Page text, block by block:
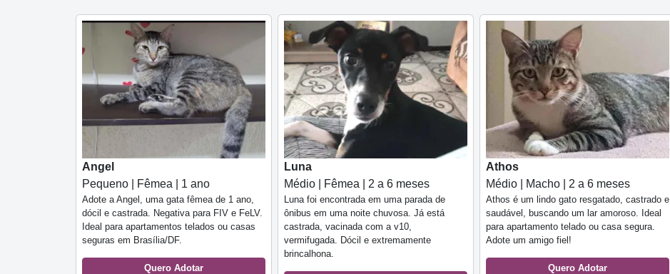
Angel
Pequeno | Fêmea | 1 ano
Adote a Angel, uma gata fêmea de 1 ano,
dócil e castrada. Negativa para FIV e FeLV.
Ideal para apartamentos telados ou casas
seguras em Brasília/DF.
Quero Adotar
Luna
Médio | Fêmea | 2 a 6 meses
Luna foi encontrada em uma parada de
ônibus em uma noite chuvosa. Já está
castrada, vacinada com a v10,
vermifugada. Dócil e extremamente
brincalhona.
Athos
Médio | Macho | 2 a 6 meses
Athos é um lindo gato resgatado, castrado e
saudável, buscando um lar amoroso. Ideal
para apartamento telado ou casa segura.
Adote um amigo fiel!
Quero Adotar